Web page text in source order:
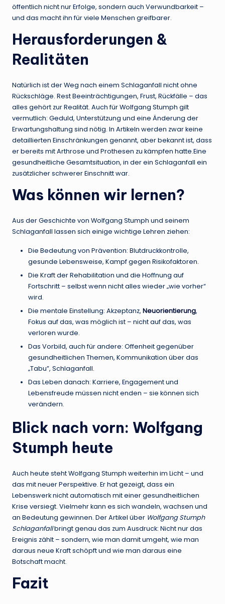
öffentlich nicht nur Erfolge, sondern auch Verwundbarkeit –
und das macht ihn für viele Menschen greifbarer.
Herausforderungen &
Realitäten
Natürlich ist der Weg nach einem Schlaganfall nicht ohne
Rückschläge. Rest Beeinträchtigungen, Frust, Rückfälle – das
alles gehört zur Realität. Auch für Wolfgang Stumph gilt
vermutlich: Geduld, Unterstützung und eine Änderung der
Erwartungshaltung sind nötig. In Artikeln werden zwar keine
detaillierten Einschränkungen genannt, aber bekannt ist, dass
er bereits mit Arthrose und Prothesen zu kämpfen hatte.Eine
gesundheitliche Gesamtsituation, in der ein Schlaganfall ein
zusätzlicher schwerer Einschnitt war.
Was können wir lernen?
Aus der Geschichte von Wolfgang Stumph und seinem
Schlaganfall lassen sich einige wichtige Lehren ziehen:
Die Bedeutung von Prävention: Blutdruckkontrolle,
gesunde Lebensweise, Kampf gegen Risikofaktoren.
Die Kraft der Rehabilitation und die Hoffnung auf
Fortschritt – selbst wenn nicht alles wieder „wie vorher“
wird.
Die mentale Einstellung: Akzeptanz, Neuorientierung,
Fokus auf das, was möglich ist – nicht auf das, was
verloren wurde.
Das Vorbild, auch für andere: Offenheit gegenüber
gesundheitlichen Themen, Kommunikation über das
„Tabu”, Schlaganfall.
Das Leben danach: Karriere, Engagement und
Lebensfreude müssen nicht enden – sie können sich
verändern.
Blick nach vorn: Wolfgang
Stumph heute
Auch heute steht Wolfgang Stumph weiterhin im Licht – und
das mit neuer Perspektive. Er hat gezeigt, dass ein
Lebenswerk nicht automatisch mit einer gesundheitlichen
Krise versiegt. Vielmehr kann es sich wandeln, wachsen und
an Bedeutung gewinnen. Der Artikel über Wolfgang Stumph
Schlaganfallbringt genau das zum Ausdruck: Nicht nur das
Ereignis zählt – sondern, wie man damit umgeht, wie man
daraus neue Kraft schöpft und wie man daraus eine
Botschaft macht.
Fazit